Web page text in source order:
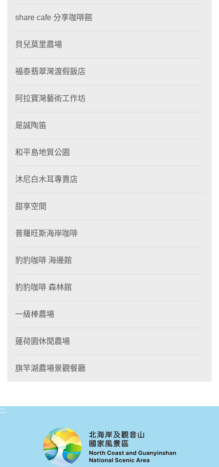
share cafe 分享咖啡館
貝兒莫里農場
福泰翡翠灣渡假飯店
阿拉寶灣藝術工作坊
是誠陶笛
和平島地質公園
沐尼白木耳專賣店
甜享空間
普羅旺斯海岸咖啡
豹豹咖啡 海邊館
豹豹咖啡 森林館
一級棒農場
蓮荷園休閒農場
旗竿湖農場景觀餐廳
:::